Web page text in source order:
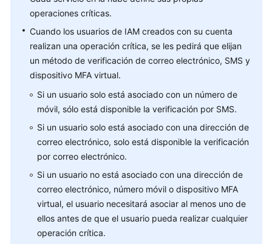
operaciones críticas.
Cuando los usuarios de IAM creados con su cuenta
realizan una operación crítica, se les pedirá que elijan
un método de verificación de correo electrónico, SMS y
dispositivo MFA virtual.
Si un usuario solo está asociado con un número de
móvil, sólo está disponible la verificación por SMS.
Si un usuario solo está asociado con una dirección de
correo electrónico, solo está disponible la verificación
por correo electrónico.
Si un usuario no está asociado con una dirección de
correo electrónico, número móvil o dispositivo MFA
virtual, el usuario necesitará asociar al menos uno de
ellos antes de que el usuario pueda realizar cualquier
operación crítica.